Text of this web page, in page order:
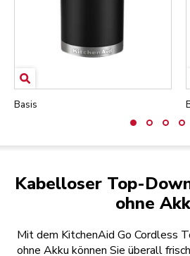
Basis
Kabelloser Top-
ohne
Mit dem KitchenAid Go Cordless
ohne Akku können Sie überall